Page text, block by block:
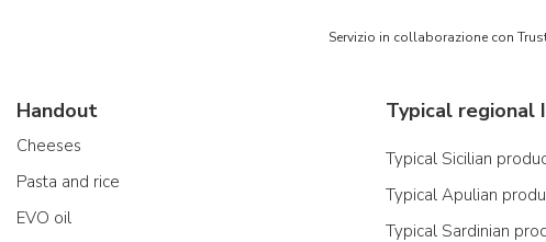
Servizio in collaborazione con
Handout
Cheeses
Pasta and rice
EVO oil
Typical regional
Typical Sicilian
Typical Apulian
Typical Sardinian